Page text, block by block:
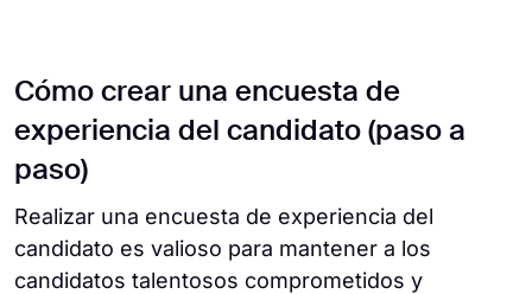
Cómo crear una encuesta de
experiencia del candidato (paso a
paso)
Realizar una encuesta de experiencia del
candidato es valioso para mantener a los
candidatos talentosos comprometidos y